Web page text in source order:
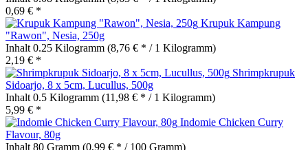
0,69 € *
Krupuk Kampung
"Rawon", Nesia, 250g
Inhalt 0.25 Kilogramm (8,76 € * / 1 Kilogramm)
2,19 € *
Shrimpkrupuk
Sidoarjo, 8 x 5cm, Lucullus, 500g
Inhalt 0.5 Kilogramm (11,98 € * / 1 Kilogramm)
5,99 € *
Indomie Chicken Curry
Flavour, 80g
Inhalt 80 Gramm (0,99 € * / 100 Gramm)